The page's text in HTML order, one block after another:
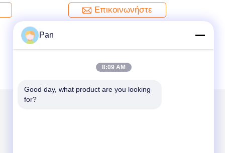
Επικοινωνήστε
Pan
8:09 AM
Good day, what product are you looking
for?